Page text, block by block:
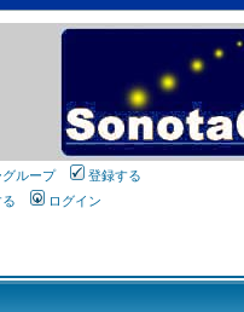
グループ
登録する
ログイン